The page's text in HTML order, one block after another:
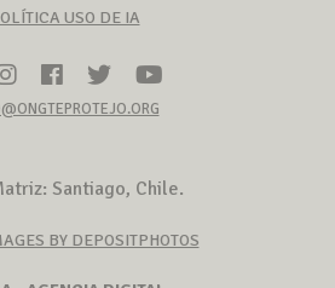
USO DE IA
Santiago, Chile.
BY DEPOSITPHOTOS